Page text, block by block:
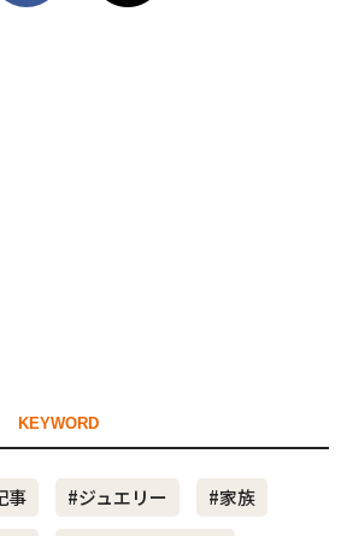
KEYWORD
事 #ジュエリー
#家族